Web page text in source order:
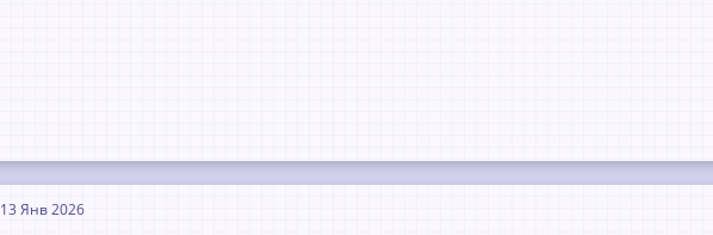
13 Янв 2026